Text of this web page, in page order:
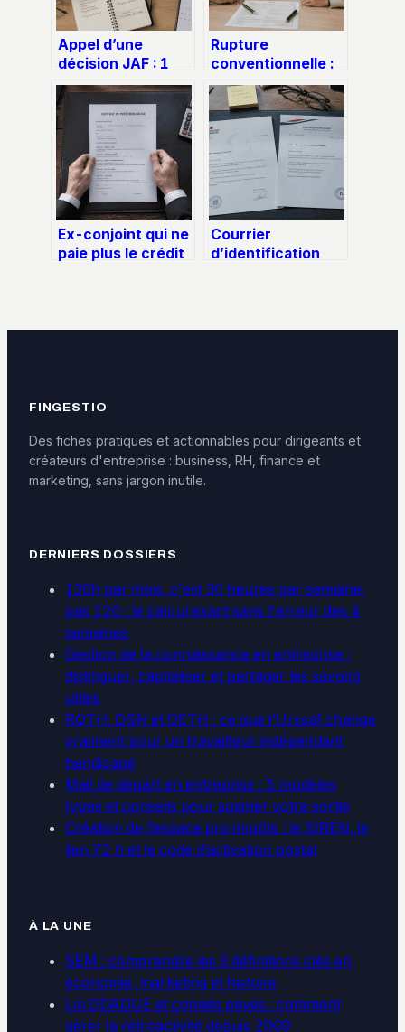
Appel d’une
décision JAF : 1
mois pour agir et
sécuriser l’avenir
de vos enfants
Rupture
conventionnelle :
quand le silence
vaut refus et
quand il vaut
homologation
Ex-conjoint qui ne
paie plus le crédit
Courrier
d’identification
FINGESTIO
Des fiches pratiques et actionnables pour dirigeants et
créateurs d'entreprise : business, RH, finance et
marketing, sans jargon inutile.
DERNIERS DOSSIERS
130h par mois, c'est 30 heures par semaine,
pas 120 : le calcul exact sans l'erreur des 4
semaines
Gestion de la connaissance en entreprise :
distinguer, capitaliser et partager les savoirs
utiles
RQTH, DSN et OETH : ce que l’Urssaf change
vraiment pour un travailleur indépendant
handicapé
Mail de départ en entreprise : 5 modèles
types et conseils pour soigner votre sortie
Création de l’espace pro impôts : le SIREN, le
lien 72 h et le code d’activation postal
À LA UNE
SEM : comprendre les 3 définitions clés en
économie, marketing et histoire
Loi DDADUE et congés payés : comment
gérer la rétroactivité depuis 2009